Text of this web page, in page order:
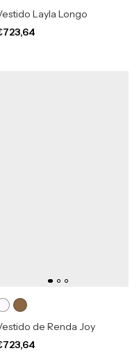
Layla Longo
de Renda Joy